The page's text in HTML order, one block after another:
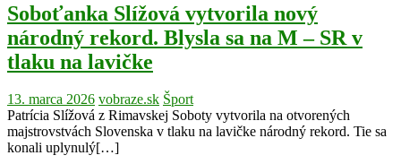
Soboťanka Slížová vytvorila nový
národný rekord. Blysla sa na M – SR v
tlaku na lavičke
13. marca 2026 vobraze.sk Šport
Patrícia Slížová z Rimavskej Soboty vytvorila na otvorených
majstrovstvách Slovenska v tlaku na lavičke národný rekord. Tie sa
konali uplynulý[…]